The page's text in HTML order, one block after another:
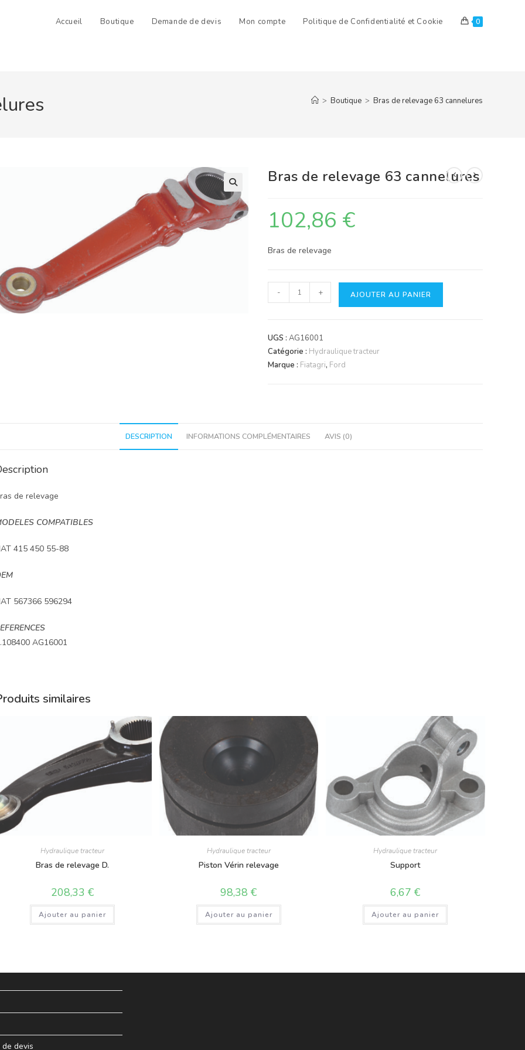
Accueil Boutique Demande de devis Mon compte Politique de Confidentialité et Cookie 0
> Boutique > Bras de relevage 63 cannelures
Bras de relevage 63 cannelures
102,86 €
Bras de relevage
quantité
de
de
relevage
63
- + AJOUTER AU PANIER
UGS :AG16001
Catégorie : Hydraulique tracteur
Marque : Fiatagri, Ford
DESCRIPTION INFORMATIONS COMPLÉMENTAIRES AVIS (0)
de relevage
COMPATIBLES
415 450 55-88
567366 596294
AG16001
similaires
Hydraulique tracteur
Bras de relevage D.
208,33 €
Ajouter au panier
Hydraulique tracteur
Piston Vérin relevage
98,38€
Ajouter au panier
Hydraulique tracteur
Support
6,67€
Ajouter au panier
devis